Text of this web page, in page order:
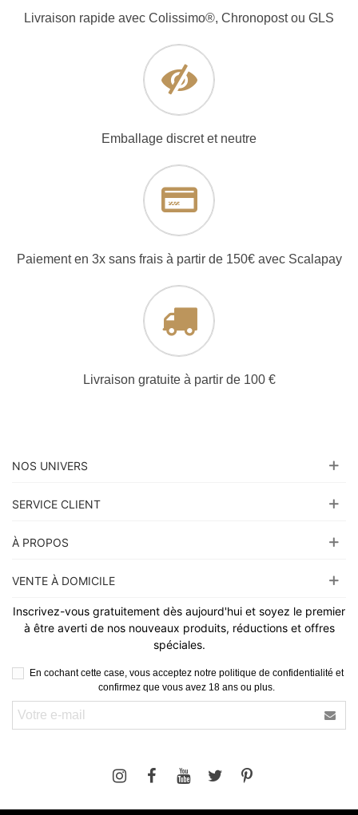
Livraison rapide avec Colissimo®, Chronopost ou GLS
Emballage discret et neutre
Paiement en 3x sans frais à partir de 150€ avec Scalapay
Livraison gratuite à partir de 100 €
NOS UNIVERS
SERVICE CLIENT
À PROPOS
VENTE À DOMICILE
Inscrivez-vous gratuitement dès aujourd'hui et soyez le premier
à être averti de nos nouveaux produits, réductions et offres
spéciales.
En cochant cette case, vous acceptez notre politique de confidentialité et
confirmez que vous avez 18 ans ou plus.